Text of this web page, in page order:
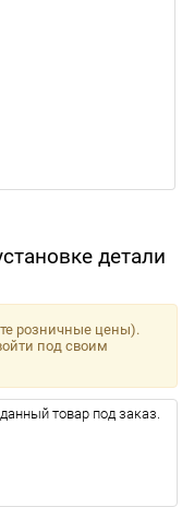
детали
розничные цены).
под своим
товар под заказ.